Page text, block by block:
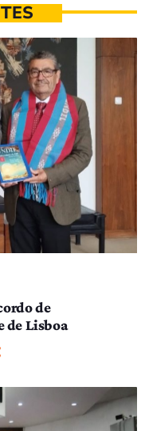
de
de Lisboa